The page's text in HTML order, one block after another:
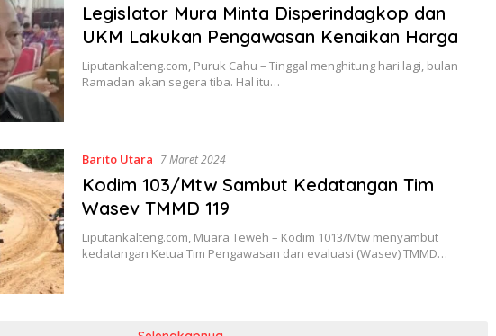
Legislator Mura Minta Disperindagkop dan
UKM Lakukan Pengawasan Kenaikan Harga
Liputankalteng.com, Puruk Cahu – Tinggal menghitung hari lagi, bulan
Ramadan akan segera tiba. Hal itu…
Barito Utara 7 Maret 2024
Kodim 103/Mtw Sambut Kedatangan Tim
Wasev TMMD 119
Liputankalteng.com, Muara Teweh – Kodim 1013/Mtw menyambut
kedatangan Ketua Tim Pengawasan dan evaluasi (Wasev) TMMD…